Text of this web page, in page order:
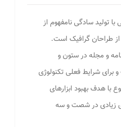
تولید سادگی نامفهوم از
طراحان گرافیک است.
و مجله در ستون و
برای شرایط فعلی تکنولوژی
با هدف بهبود ابزارهای
زیادی در شصت و سه